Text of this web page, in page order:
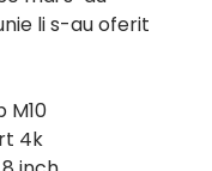
li s-au oferit
M10
4k